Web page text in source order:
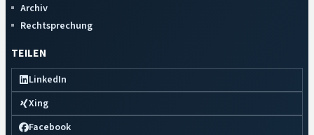
Archiv
Rechtsprechung
TEILEN
LinkedIn
Xing
Facebook